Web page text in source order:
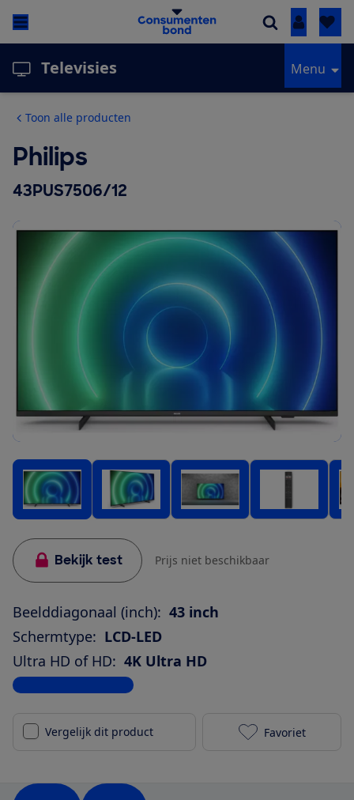
Inloggen
Televisies Menu
Toon alle producten
Philips
43PUS7506/12
Bekijk test Prijs niet beschikbaar
Beelddiagonaal (inch): 43 inch
Schermtype: LCD-LED
Ultra HD of HD: 4K Ultra HD
Bekijk alle specificaties
Vergelijk dit product Philips
Favoriet